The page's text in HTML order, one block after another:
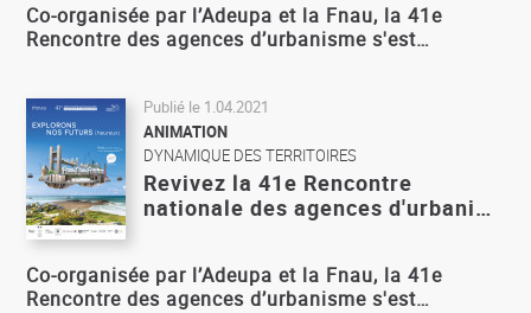
Co-organisée par l’Adeupa et la Fnau, la 41e
Rencontre des agences d’urbanisme s'est…
Publié le 1.04.2021
ANIMATION
DYNAMIQUE DES TERRITOIRES
Revivez la 41e Rencontre
nationale des agences d'urbani…
Co-organisée par l’Adeupa et la Fnau, la 41e
Rencontre des agences d’urbanisme s'est…